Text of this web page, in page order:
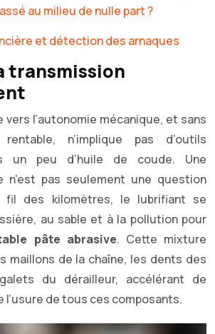
au milieu de nulle part ?
et détection des arnaques
transmission
vers l’autonomie mécanique, et sans
n’implique pas d’outils
un peu d’huile de coude. Une
n’est pas seulement une question
fil des kilomètres, le lubrifiant se
au sable et à la pollution pour
pâte abrasive. Cette mixture
maillons de la chaîne, les dents des
du dérailleur, accélérant de
l’usure de tous ces composants.